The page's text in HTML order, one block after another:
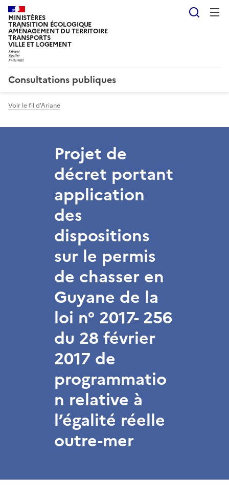
MINISTÈRES
TRANSITION ÉCOLOGIQUE
AMÉNAGEMENT DU TERRITOIRE
TRANSPORTS
VILLE ET LOGEMENT
Consultations publiques
Voir le fil d'Ariane
Projet de
décret portant
application
des
dispositions
sur le permis
de chasser en
Guyane de la
loi n° 2017- 256
du 28 février
2017 de
programmatio
n relative à
l’égalité réelle
outre-mer